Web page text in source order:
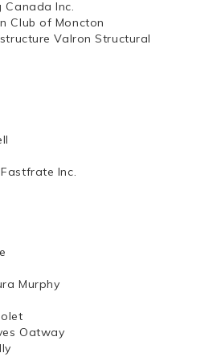
Canada Inc.
Club of Moncton
Valron Structural
Inc.
Murphy
Oatway